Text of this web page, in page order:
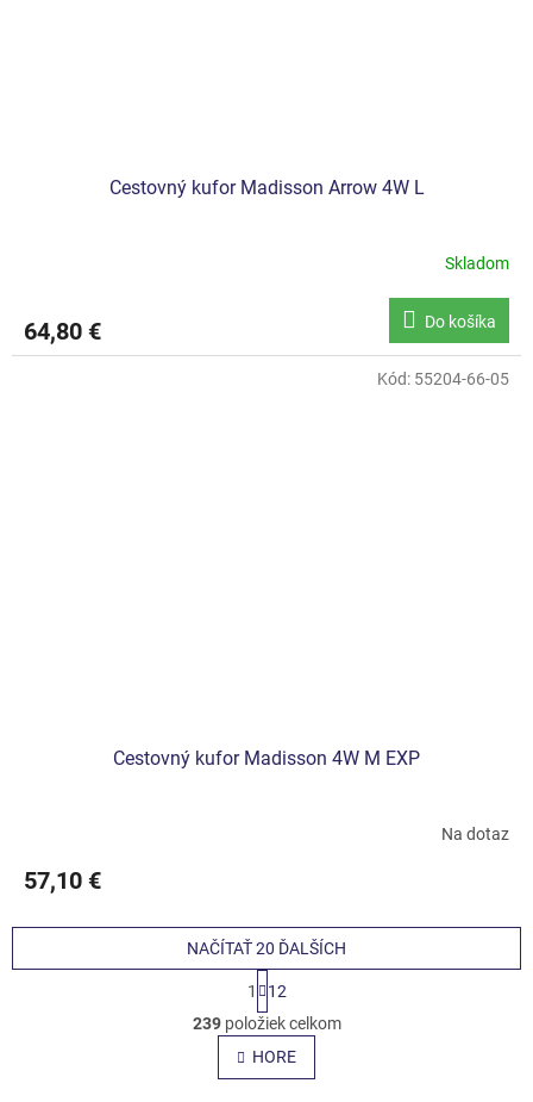
Cestovný kufor Madisson Arrow 4W L
Skladom
64,80 € Do košíka
Cestovný kufor Madisson 4W M EXP
Na dotaz
57,10 €
Kód: 55204-66-05
O
v
l
á
NAČÍTAŤ 20 ĎALŠÍCH
t
r
á
n
k
1
12
239položiek celkom
HORE